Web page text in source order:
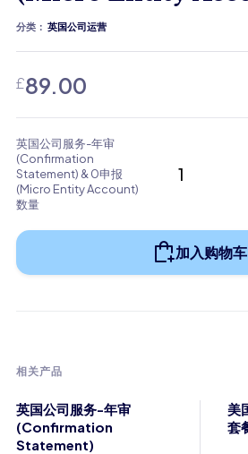
£89.00
英国公司服务-年审
(Confirmation
Statement) & 0申报
(Micro Entity Account)
数量
加入购物车
分类： 英国公司运营
相关产品
英国公司服务-年审
(Confirmation
Statement)
美
套